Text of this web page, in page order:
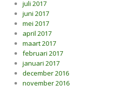
juli 2017
juni 2017
mei 2017
april 2017
maart 2017
februari 2017
januari 2017
december 2016
november 2016